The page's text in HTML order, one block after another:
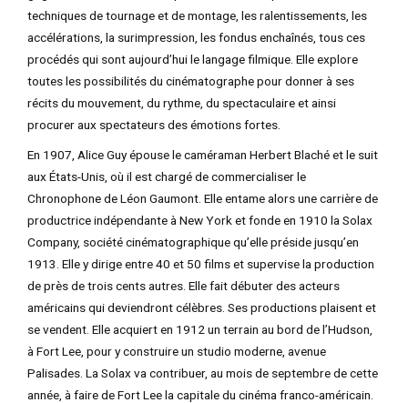
techniques de tournage et de montage, les ralentissements, les
accélérations, la surimpression, les fondus enchaînés, tous ces
procédés qui sont aujourd’hui le langage filmique. Elle explore
toutes les possibilités du cinématographe pour donner à ses
récits du mouvement, du rythme, du spectaculaire et ainsi
procurer aux spectateurs des émotions fortes.
En 1907, Alice Guy épouse le caméraman Herbert Blaché et le suit
aux États-Unis, où il est chargé de commercialiser le
Chronophone de Léon Gaumont. Elle entame alors une carrière de
productrice indépendante à New York et fonde en 1910 la Solax
Company, société cinématographique qu’elle préside jusqu’en
1913. Elle y dirige entre 40 et 50 films et supervise la production
de près de trois cents autres. Elle fait débuter des acteurs
américains qui deviendront célèbres. Ses productions plaisent et
se vendent. Elle acquiert en 1912 un terrain au bord de l’Hudson,
à Fort Lee, pour y construire un studio moderne, avenue
Palisades. La Solax va contribuer, au mois de septembre de cette
année, à faire de Fort Lee la capitale du cinéma franco-américain.